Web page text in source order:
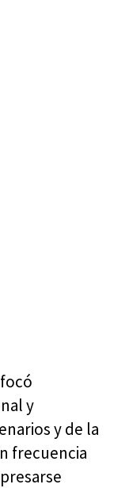
y
y de la
frecuencia